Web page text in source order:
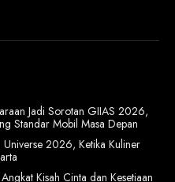
Jadi Sorotan GIIAS 2026,
Standar Mobil Masa Depan
2026, Ketika Kuliner
Kisah Cinta dan Kesetiaan